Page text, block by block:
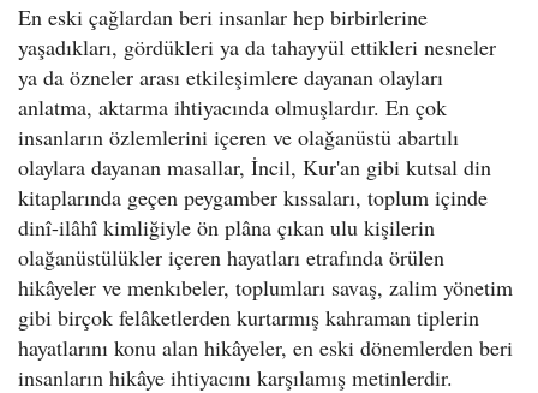
En eski çağlardan beri insanlar hep birbirlerine
yaşadıkları, gördükleri ya da tahayyül ettikleri nesneler
ya da özneler arası etkileşimlere dayanan olayları
anlatma, aktarma ihtiyacında olmuşlardır. En çok
insanların özlemlerini içeren ve olağanüstü abartılı
olaylara dayanan masallar, İncil, Kur'an gibi kutsal din
kitaplarında geçen peygamber kıssaları, toplum içinde
dinî-ilâhî kimliğiyle ön plâna çıkan ulu kişilerin
olağanüstülükler içeren hayatları etrafında örülen
hikâyeler ve menkıbeler, toplumları savaş, zalim yönetim
gibi birçok felâketlerden kurtarmış kahraman tiplerin
hayatlarını konu alan hikâyeler, en eski dönemlerden beri
insanların hikâye ihtiyacını karşılamış metinlerdir.